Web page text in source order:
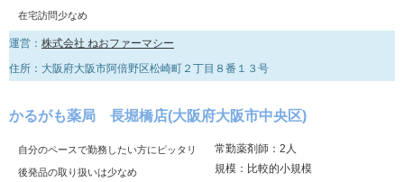
在宅訪問少なめ
運営： 株式会社 ねおファーマシー
住所：大阪府大阪市阿倍野区松崎町２丁目８番１３号
かるがも薬局 長堀橋店(大阪府大阪市中央区)
自分のペースで勤務したい方にピッタリ
後発品の取り扱いは少なめ
常勤薬剤師：2人
規模：比較的小規模